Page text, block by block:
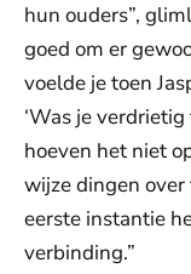
hun ouders”,
goed om er
voelde je toen
‘Was je
hoeven het niet
wijze dingen
eerste instantie
verbinding.”